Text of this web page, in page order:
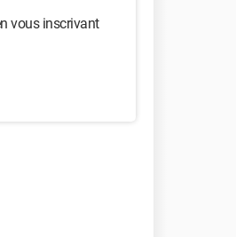
vous inscrivant